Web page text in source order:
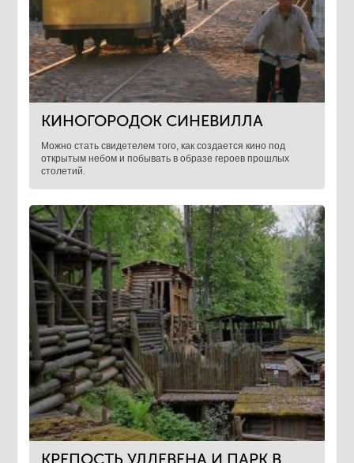
КИНОГОРОДОК СИНЕВИЛЛА
Можно стать свидетелем того, как создается кино под
открытым небом и побывать в образе героев прошлых
столетий.
КРЕПОСТЬ УЛДЕВЕНА И ПАРК В